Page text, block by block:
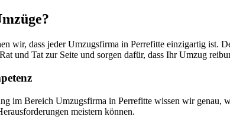
wir, dass jeder Umzugsfirma in Perrefitte einzigartig ist.
und Tat zur Seite und sorgen dafür, dass Ihr Umzug
im Bereich Umzugsfirma in Perrefitte wissen wir genau,
meistern können.